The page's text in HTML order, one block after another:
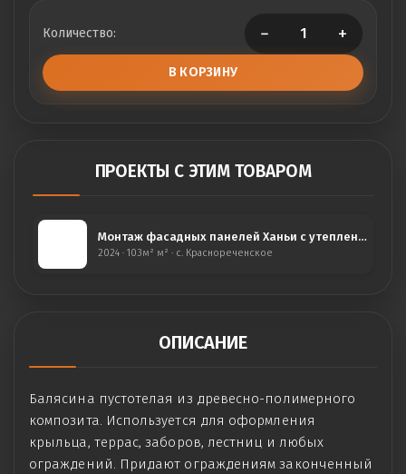
Количество: − +
В КОРЗИНУ
ПРОЕКТЫ С ЭТИМ ТОВАРОМ
Монтаж фасадных панелей Ханьи с утеплением, С.Краснореченское
2024 · 103м² м² · с. Краснореченское
ОПИСАНИЕ
Балясина пустотелая из древесно-полимерного
композита. Используется для оформления
крыльца, террас, заборов, лестниц и любых
ограждений. Придают ограждениям законченный